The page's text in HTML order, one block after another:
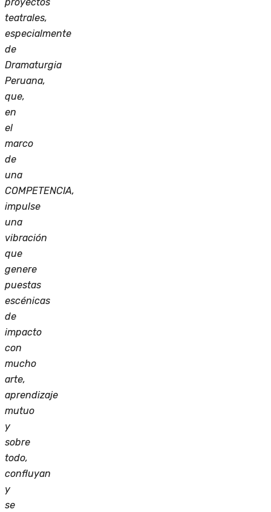
proyectos
teatrales,
especialmente
de
Dramaturgia
Peruana,
que,
en
el
marco
de
una
COMPETENCIA,
impulse
una
vibración
que
genere
puestas
escénicas
de
impacto
con
mucho
arte,
aprendizaje
mutuo
y
sobre
todo,
confluyan
y
se